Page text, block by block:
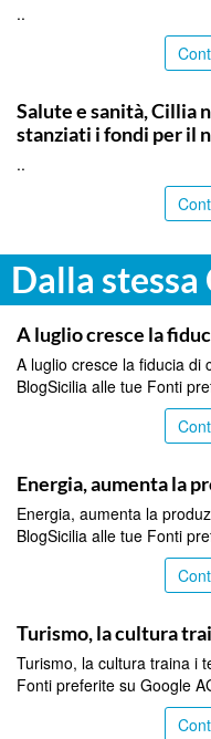
..
Salute e sanità, Cillia
stanziati i fondi per il
..
Dalla
ITALPRESS
A luglio cresce la
A luglio cresce la fiducia di
BlogSicilia alle tue Fonti
Energia, aumenta la
Energia, aumenta la
BlogSicilia alle tue Fonti
Turismo, la cultura
Turismo, la cultura traina i
Fonti preferite su Google